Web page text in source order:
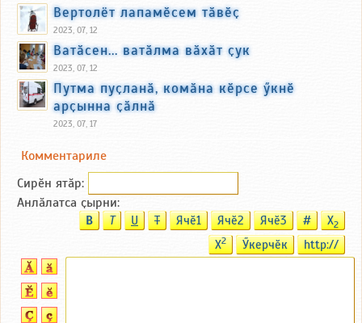
Вертолёт лапамӗсем тӑвӗҫ
2023, 07, 12
Ватӑсен... ватӑлма вӑхӑт ҫук
2023, 07, 12
Путма пуҫланӑ, комӑна кӗрсе ӳкнӗ
арҫынна ҫӑлнӑ
2023, 07, 17
Комментариле
Сирӗн ятӑp:
Анлӑлатса ҫырни:
B T U T Ячӗ1 Ячӗ2 Ячӗ3 # X2
X2 Ӳкерчӗк http://